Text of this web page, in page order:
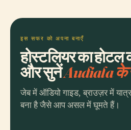
इस सफर को अपना बनाएँ
होस्टलियर का होटल
और सुनेंAudiala के
जेब में ऑडियो गाइड, ब्राउज़र में
बना है जैसे आप असल में घूमते हैं।